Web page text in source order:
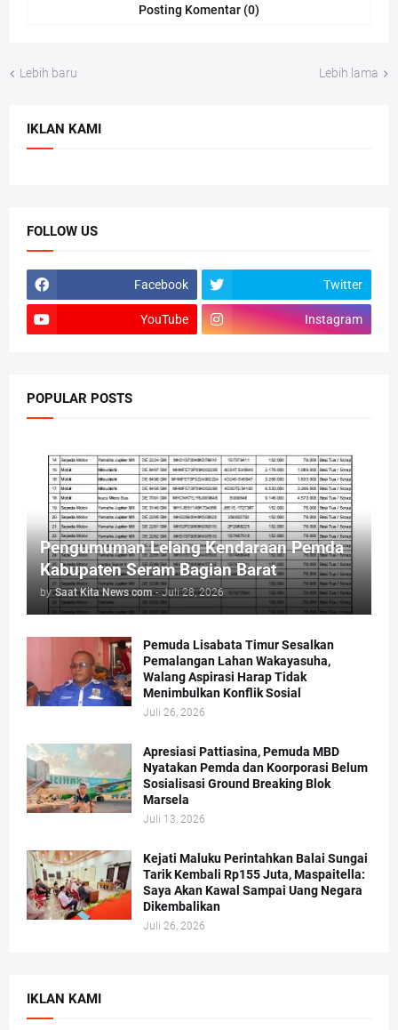
Posting Komentar (0)
Lebih baru Lebih lama
IKLAN KAMI
FOLLOW US
Facebook Twitter
YouTube Instagram
POPULAR POSTS
Pengumuman Lelang Kendaraan Pemda
Kabupaten Seram Bagian Barat
by Saat Kita News com - Juli 28, 2026
Pemuda Lisabata Timur Sesalkan
Pemalangan Lahan Wakayasuha,
Walang Aspirasi Harap Tidak
Menimbulkan Konflik Sosial
Juli 26, 2026
Apresiasi Pattiasina, Pemuda MBD
Nyatakan Pemda dan Koorporasi Belum
Sosialisasi Ground Breaking Blok
Marsela
Juli 13, 2026
Kejati Maluku Perintahkan Balai Sungai
Tarik Kembali Rp155 Juta, Maspaitella:
Saya Akan Kawal Sampai Uang Negara
Dikembalikan
Juli 26, 2026
IKLAN KAMI